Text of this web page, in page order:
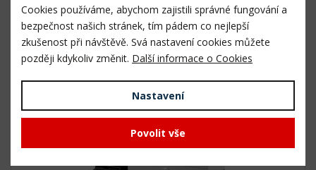
Související produkty
OSF-4/14 - Ostřící bruska na frézy
Cookies používáme, abychom zajistili správné fungování a
bezpečnost našich stránek, tím pádem co nejlepší
zkušenost při návštěvě. Svá nastavení cookies můžete
později kdykoliv změnit. Další informace o Cookies
Nastavení
Povolit vše